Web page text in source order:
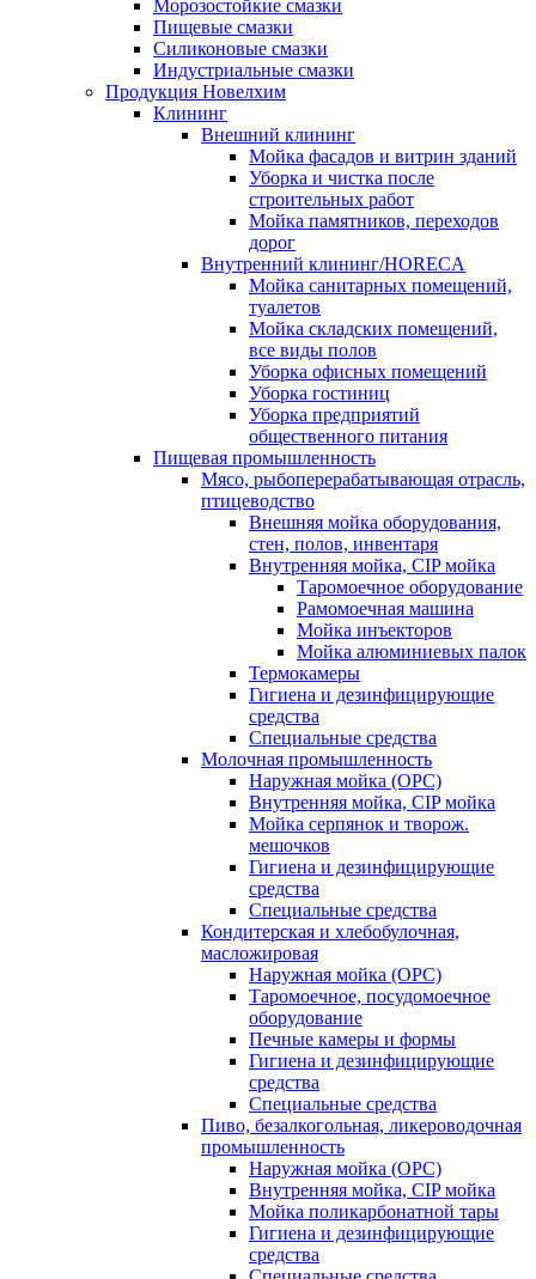
Морозостойкие смазки
Пищевые смазки
Силиконовые смазки
Индустриальные смазки
Продукция Новелхим
Клининг
Внешний клининг
Мойка фасадов и витрин зданий
Уборка и чистка после
строительных работ
Мойка памятников, переходов
дорог
Внутренний клининг/HORECA
Мойка санитарных помещений,
туалетов
Мойка складских помещений,
все виды полов
Уборка офисных помещений
Уборка гостиниц
Уборка предприятий
общественного питания
Пищевая промышленность
Мясо, рыбоперерабатывающая отрасль,
птицеводство
Внешняя мойка оборудования,
стен, полов, инвентаря
Внутренняя мойка, CIP мойка
Таромоечное оборудование
Рамомоечная машина
Мойка инъекторов
Мойка алюминиевых палок
Термокамеры
Гигиена и дезинфицирующие
средства
Специальные средства
Молочная промышленность
Наружная мойка (ОРС)
Внутренняя мойка, CIP мойка
Мойка серпянок и творож.
мешочков
Гигиена и дезинфицирующие
средства
Специальные средства
Кондитерская и хлебобулочная,
масложировая
Наружная мойка (ОРС)
Таромоечное, посудомоечное
оборудование
Печные камеры и формы
Гигиена и дезинфицирующие
средства
Специальные средства
Пиво, безалкогольная, ликероводочная
промышленность
Наружная мойка (ОРС)
Внутренняя мойка, CIP мойка
Мойка поликарбонатной тары
Гигиена и дезинфицирующие
средства